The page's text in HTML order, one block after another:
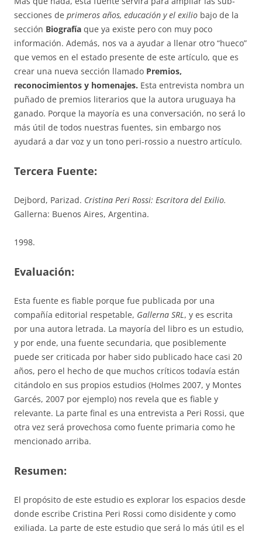
secciones de primeros años, educación y el exilio bajo de la
sección Biografía que ya existe pero con muy poco
información. Además, nos va a ayudar a llenar otro “hueco”
que vemos en el estado presente de este artículo, que es
crear una nueva sección llamado Premios,
reconocimientos y homenajes. Esta entrevista nombra un
puñado de premios literarios que la autora uruguaya ha
ganado. Porque la mayoría es una conversación, no será lo
más útil de todos nuestras fuentes, sin embargo nos
ayudará a dar voz y un tono peri-rossio a nuestro artículo.
Tercera Fuente:
Dejbord, Parizad. Cristina Peri Rossi: Escritora del Exilio.
Gallerna: Buenos Aires, Argentina.
1998.
Evaluación:
Esta fuente es fiable porque fue publicada por una
compañía editorial respetable, Gallerna SRL, y es escrita
por una autora letrada. La mayoría del libro es un estudio,
y por ende, una fuente secundaria, que posiblemente
puede ser criticada por haber sido publicado hace casi 20
años, pero el hecho de que muchos críticos todavía están
citándolo en sus propios estudios (Holmes 2007, y Montes
Garcés, 2007 por ejemplo) nos revela que es fiable y
relevante. La parte final es una entrevista a Peri Rossi, que
otra vez será provechosa como fuente primaria como he
mencionado arriba.
Resumen:
El propósito de este estudio es explorar los espacios desde
donde escribe Cristina Peri Rossi como disidente y como
exiliada. La parte de este estudio que será lo más útil es el